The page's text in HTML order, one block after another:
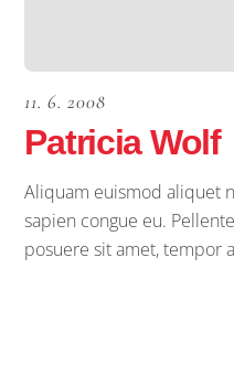
11. 6. 2008
Patricia Wolf
Aliquam euismod aliquet
sapien congue eu.
posuere sit amet, tempor